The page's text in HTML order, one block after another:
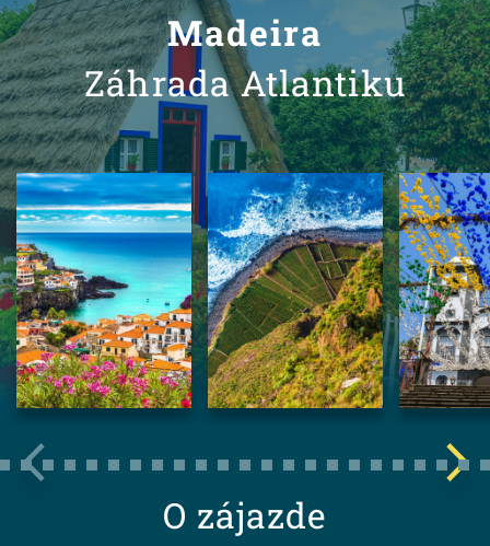
Madeira
Záhrada Atlantiku
O zájazde